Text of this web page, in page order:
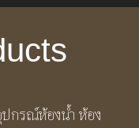
กรณ์ห้องน้ำ ห้อง